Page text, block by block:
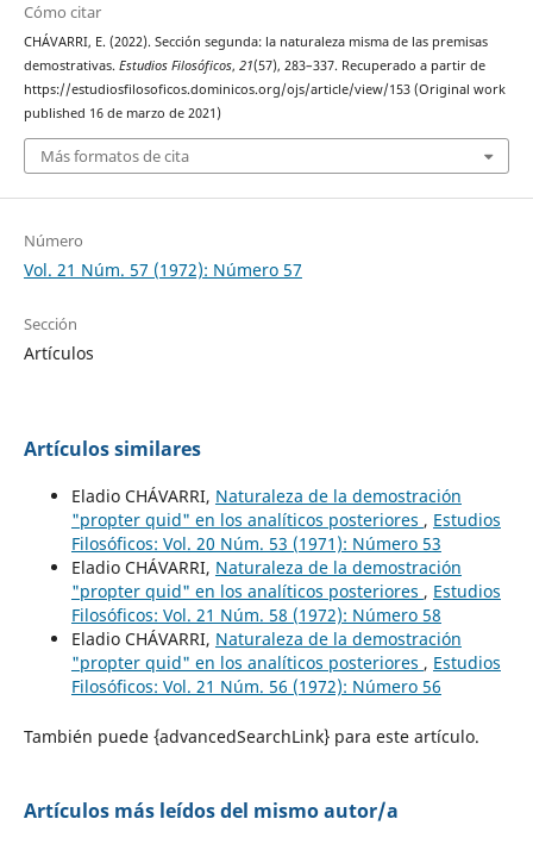
Cómo citar
CHÁVARRI, E. (2022). Sección segunda: la naturaleza misma de las premisas
demostrativas. Estudios Filosóficos, 21(57), 283–337. Recuperado a partir de
https://estudiosfilosoficos.dominicos.org/ojs/article/view/153 (Original work
published 16 de marzo de 2021)
Más formatos de cita
Número
Vol. 21 Núm. 57 (1972): Número 57
Sección
Artículos
Artículos similares
Eladio CHÁVARRI, Naturaleza de la demostración
"propter quid" en los analíticos posteriores , Estudios
Filosóficos: Vol. 20 Núm. 53 (1971): Número 53
Eladio CHÁVARRI, Naturaleza de la demostración
"propter quid" en los analíticos posteriores , Estudios
Filosóficos: Vol. 21 Núm. 58 (1972): Número 58
Eladio CHÁVARRI, Naturaleza de la demostración
"propter quid" en los analíticos posteriores , Estudios
Filosóficos: Vol. 21 Núm. 56 (1972): Número 56
También puede {advancedSearchLink} para este artículo.
Artículos más leídos del mismo autor/a